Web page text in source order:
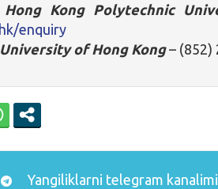
Hong Kong Polytechnic
enquiry
of Hong Kong– (852)
Yangiliklarni telegram